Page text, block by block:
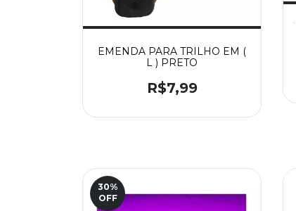
EMENDA PARA TRILHO EM (
L ) PRETO
R$7,99
30%
OFF